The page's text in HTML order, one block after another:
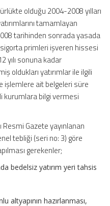
olduğu 2004-2008 yılları
tamamlayan
tarihinden sonrada yasada
primleri işveren hissesi
yılı sonuna kadar
oldukları yatırımlar ile ilgili
işlemlere ait belgeleri süre
kurumlara bilgi vermesi
Resmi Gazete yayınlanan
tebliği (seri no: 3) göre
gerekenler;
bedelsiz yatırım yeri tahsis
altyapının hazırlanması,